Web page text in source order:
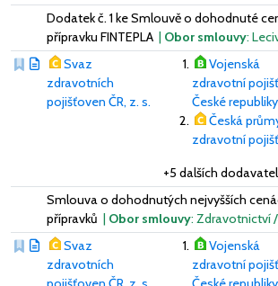
Dodatek č. 1 ke Smlouvě o dohodnuté
přípravku FINTEPLA | Obor smlouvy:
Svaz
zdravotních
pojišťoven ČR, z. s.
Vojenská
zdravotní
České republiky
Česká
zdravotní
+5 dalších
Smlouva o dohodnutých nejvyšších
přípravků | Obor smlouvy: Zdravotnictví
Svaz
zdravotních
Vojenská
zdravotní